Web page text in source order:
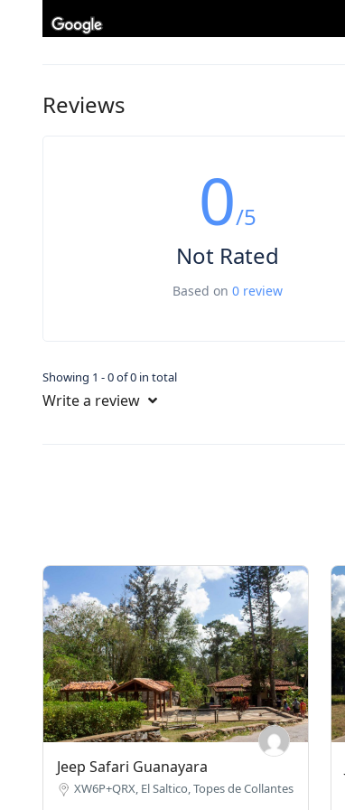
Reviews
0/5
Not Rated
Based on 0 review
Showing 1 - 0 of 0 in total
Write a review
Jeep Safari Guanayara
XW6P+QRX, El Saltico, Topes de Collantes